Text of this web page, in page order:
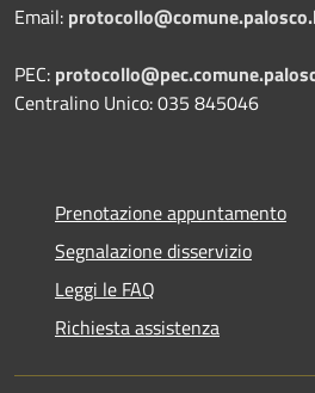
Email:
PEC:
Centralino Unico: 035 845046
Prenotazione appuntamento
Segnalazione disservizio
Leggi le FAQ
Richiesta assistenza